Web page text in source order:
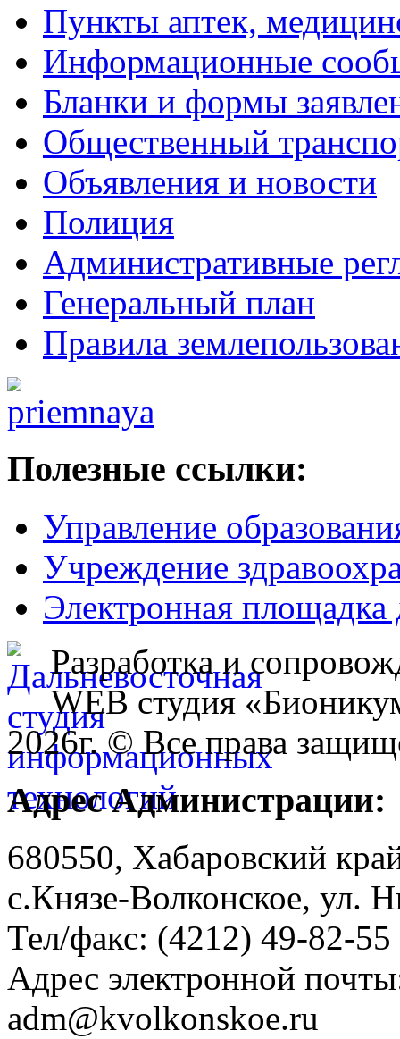
Пункты аптек,
Информационные
Бланки и формы
Общественный
Объявления и новости
Полиция
Административные
Генеральный план
Правила
Полезные ссылки:
Управление
Учреждение
Электронная площадка
Разработка и
WEB студия
2026г. © Все права
Адрес Администрации:
680550, Хабаровский
с.Князе-Волконское, ул.
Тел/факс: (4212) 49-82-55
Адрес электронной
adm@kvolkonskoe.ru